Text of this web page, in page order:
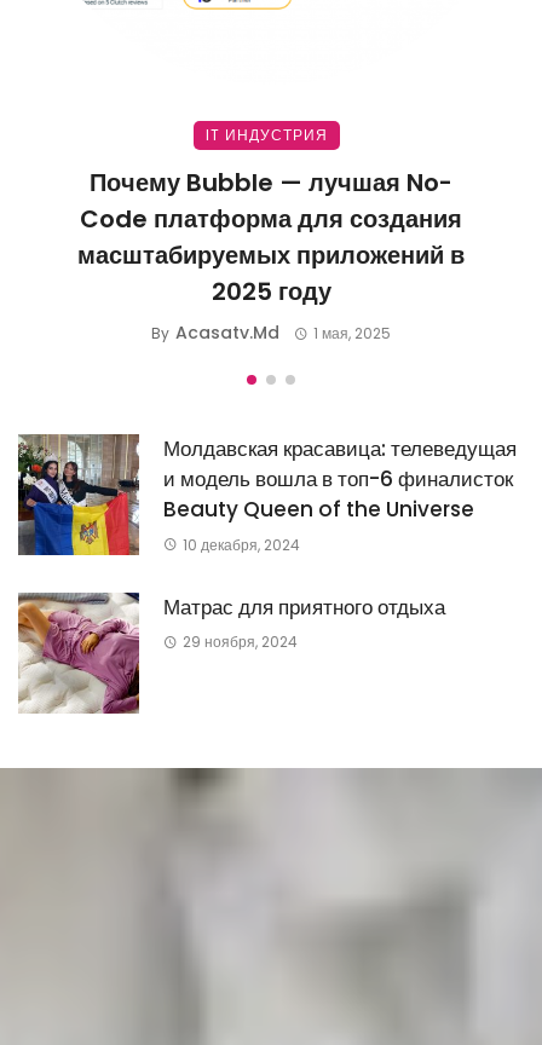
IT ИНДУСТРИЯ
Почему Bubble — лучшая No-
Code платформа для создания
масштабируемых приложений в
2025 году
By Acasatv.md 1 мая, 2025
Молдавская красавица: телеведущая
и модель вошла в топ-6 финалисток
Beauty Queen of the Universe
10 декабря, 2024
Матрас для приятного отдыха
29 ноября, 2024